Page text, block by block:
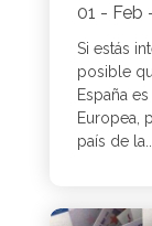
01 - Feb
Si estás
posible
España
Europea,
país de la...